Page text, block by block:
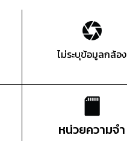
ไม่ระบุข้อมูลกล้อง
หน่วยความจำ